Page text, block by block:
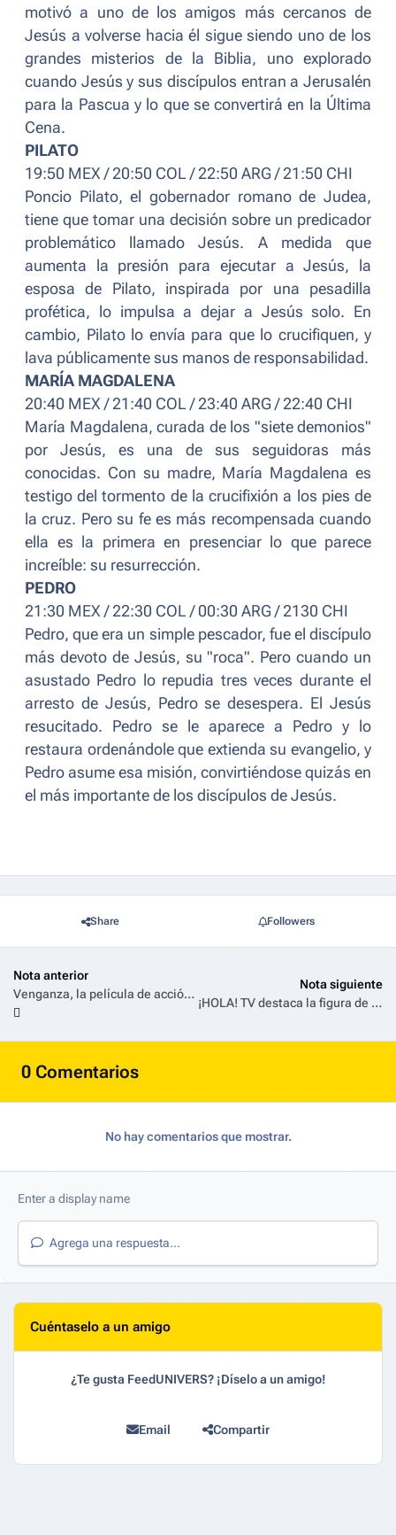
motivó a uno de los amigos más cercanos de
Jesús a volverse hacia él sigue siendo uno de los
grandes misterios de la Biblia, uno explorado
cuando Jesús y sus discípulos entran a Jerusalén
para la Pascua y lo que se convertirá en la Última
Cena.
PILATO
19:50 MEX / 20:50 COL / 22:50 ARG / 21:50 CHI
Poncio Pilato, el gobernador romano de Judea,
tiene que tomar una decisión sobre un predicador
problemático llamado Jesús. A medida que
aumenta la presión para ejecutar a Jesús, la
esposa de Pilato, inspirada por una pesadilla
profética, lo impulsa a dejar a Jesús solo. En
cambio, Pilato lo envía para que lo crucifiquen, y
lava públicamente sus manos de responsabilidad.
MARÍA MAGDALENA
20:40 MEX / 21:40 COL / 23:40 ARG / 22:40 CHI
María Magdalena, curada de los "siete demonios"
por Jesús, es una de sus seguidoras más
conocidas. Con su madre, María Magdalena es
testigo del tormento de la crucifixión a los pies de
la cruz. Pero su fe es más recompensada cuando
ella es la primera en presenciar lo que parece
increíble: su resurrección.
PEDRO
21:30 MEX / 22:30 COL / 00:30 ARG / 2130 CHI
Pedro, que era un simple pescador, fue el discípulo
más devoto de Jesús, su "roca". Pero cuando un
asustado Pedro lo repudia tres veces durante el
arresto de Jesús, Pedro se desespera. El Jesús
resucitado. Pedro se le aparece a Pedro y lo
restaura ordenándole que extienda su evangelio, y
Pedro asume esa misión, convirtiéndose quizás en
el más importante de los discípulos de Jesús.
Share Followers
Nota anterior
Venganza, la película de acción más ambiciosa de Amazon MGM Studios en México, llega a Prime Video este 17 de abril
Nota siguiente
¡HOLA! TV destaca la figura de las consortes en las modernas casas reales europeas, con el estreno de ‘Nuevas Reinas’
0 Comentarios
No hay comentarios que mostrar.
Agrega una respuesta...
Cuéntaselo a un amigo
¿Te gusta FeedUNIVERS? ¡Díselo a un amigo!
Email Compartir